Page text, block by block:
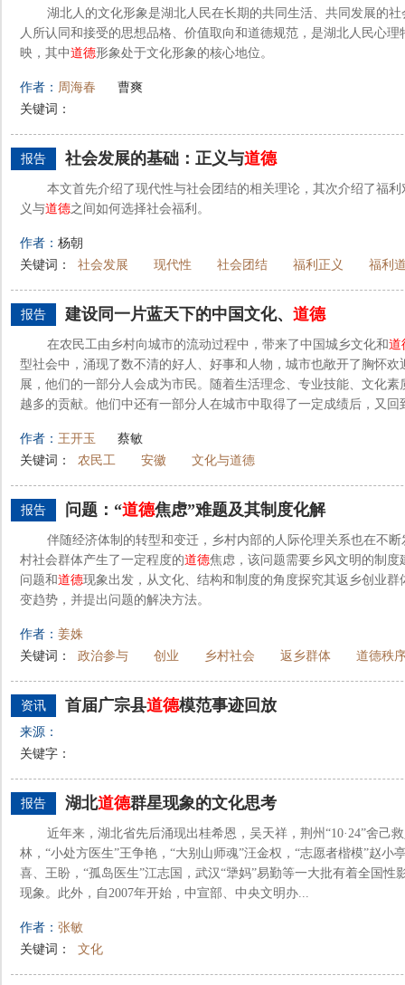
湖北人的文化形象是湖北人民在长期的共同生活、共同发展的
人所认同和接受的思想品格、价值取向和道德规范，是湖北人民心
映，其中道德形象处于文化形象的核心地位。
作者： 周海春
曹爽
关键词：
报告 社会发展的基础：正义与道德
本文首先介绍了现代性与社会团结的相关理论，其次介绍了福
义与道德之间如何选择社会福利。
作者： 杨朝
关键词：
社会发展 现代性 社会团结 福利正义 福利
报告 建设同一片蓝天下的中国文化、 道德
在农民工由乡村向城市的流动过程中，带来了中国城乡文化和道
型社会中，涌现了数不清的好人、好事和人物，城市也敞开了胸怀
展，他们的一部分人会成为市民。随着生活理念、专业技能、文化
越多的贡献。他们中还有一部分人在城市中取得了一定成绩后，又
作者： 王开玉
蔡敏
关键词：
农民工 安徽 文化与道德
报告 问题：“道德焦虑”难题及其制度化解
伴随经济体制的转型和变迁，乡村内部的人际伦理关系也在不
村社会群体产生了一定程度的道德焦虑，该问题需要乡风文明的制
问题和道德现象出发，从文化、结构和制度的角度探究其返乡创业群
变趋势，并提出问题的解决方法。
作者： 姜姝
关键词：
政治参与 创业 乡村社会 返乡群体 道德秩
资讯 首届广宗县道德模范事迹回放
来源：
关键字：
报告 湖北道德群星现象的文化思考
近年来，湖北省先后涌现出桂希恩，吴天祥，荆州“10·24”舍己
林，“小处方医生”王争艳，“大别山师魂”汪金权，“志愿者楷模”赵小
喜、王盼，“孤岛医生”江志国，武汉“犟妈”易勤等一大批有着全国性
现象。此外，自2007年开始，中宣部、中央文明办...
作者： 张敏
关键词：
文化